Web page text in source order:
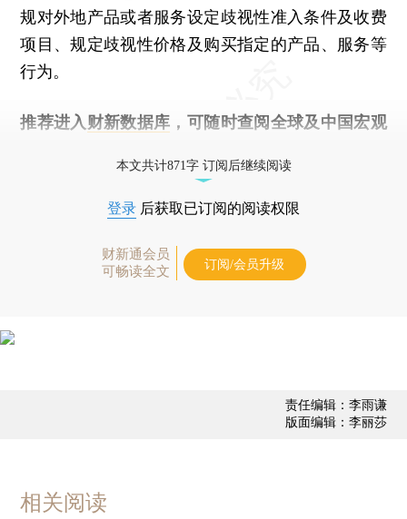
规对外地产品或者服务设定歧视性准入条件及收费
项目、规定歧视性价格及购买指定的产品、服务等
行为。
推荐进入 财新数据库 ，可随时查阅全球及中国宏观
本文共计871字 订阅后继续阅读
登录 后获取已订阅的阅读权限
财新通会员
可畅读全文
订阅/会员升级
责任编辑：李雨谦
版面编辑：李丽莎
相关阅读